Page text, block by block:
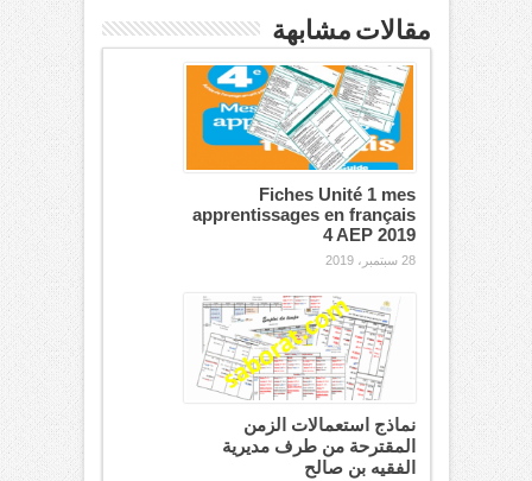
مقالات مشابهة
Fiches Unité 1 mes
apprentissages en français
4 AEP 2019
28 سبتمبر، 2019
نماذج استعمالات الزمن
المقترحة من طرف مديرية
الفقيه بن صالح